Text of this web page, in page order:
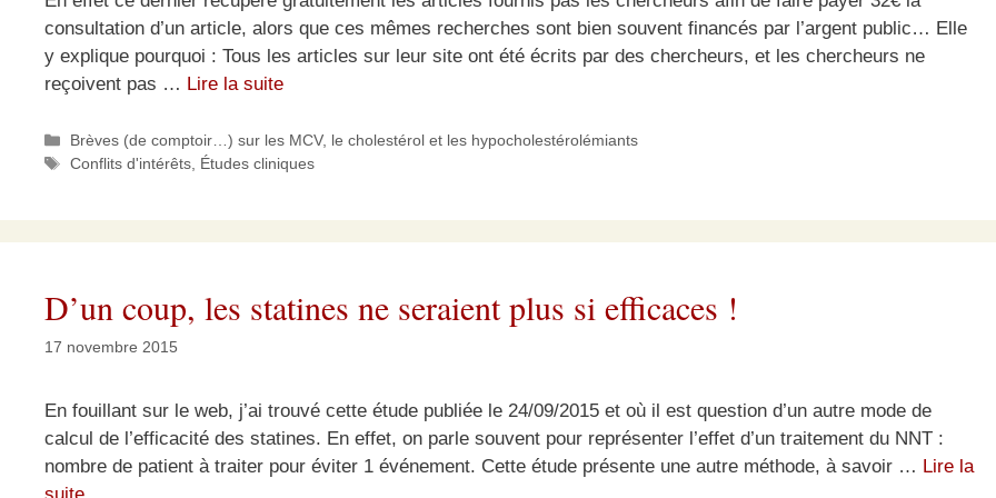
consultation d’un article, alors que ces mêmes recherches sont bien souvent financés par l’argent public… Elle
y explique pourquoi : Tous les articles sur leur site ont été écrits par des chercheurs, et les chercheurs ne
reçoivent pas … Lire la suite
Catégories
Brèves (de comptoir…) sur les MCV, le cholestérol et les hypocholestérolémiants
Étiquettes
Conflits d'intérêts, Études cliniques
D’un coup, les statines ne seraient plus si efficaces !
17 novembre 2015
En fouillant sur le web, j’ai trouvé cette étude publiée le 24/09/2015 et où il est question d’un autre mode de
calcul de l’efficacité des statines. En effet, on parle souvent pour représenter l’effet d’un traitement du NNT :
nombre de patient à traiter pour éviter 1 événement. Cette étude présente une autre méthode, à savoir … Lire la
suite